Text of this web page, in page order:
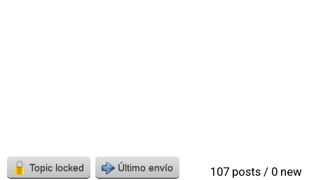
107 posts / 0 new
Topic locked Último envío